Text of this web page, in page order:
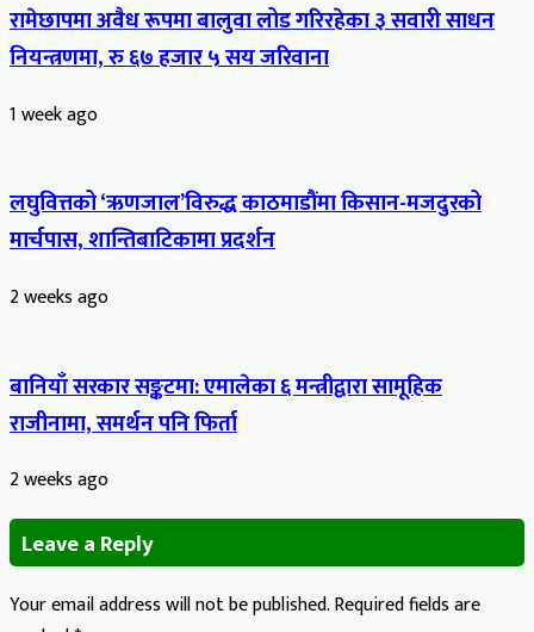
रामेछापमा अवैध रूपमा बालुवा लोड गरिरहेका ३ सवारी साधन
नियन्त्रणमा, रु ६७ हजार ५ सय जरिवाना
1 week ago
लघुवित्तको ‘ऋणजाल’विरुद्ध काठमाडौंमा किसान-मजदुरको
मार्चपास, शान्तिबाटिकामा प्रदर्शन
2 weeks ago
बानियाँ सरकार सङ्कटमा: एमालेका ६ मन्त्रीद्वारा सामूहिक
राजीनामा, समर्थन पनि फिर्ता
2 weeks ago
Leave a Reply
Your email address will not be published.Required fields are